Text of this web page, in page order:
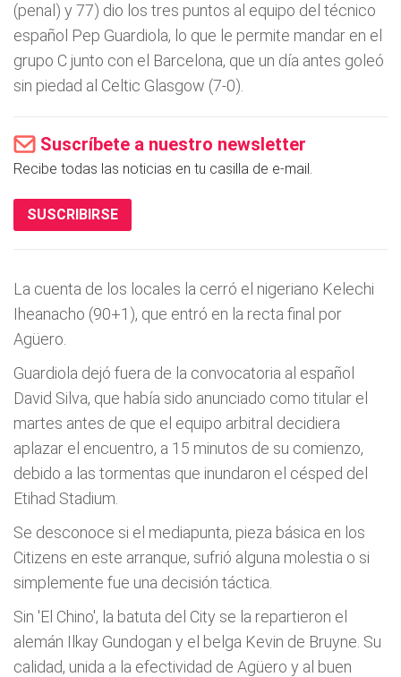
(penal) y 77) dio los tres puntos al equipo del técnico
español Pep Guardiola, lo que le permite mandar en el
grupo C junto con el Barcelona, que un día antes goleó
sin piedad al Celtic Glasgow (7-0).
Suscríbete a nuestro newsletter
Recibe todas las noticias en tu casilla de e-mail.
SUSCRIBIRSE
La cuenta de los locales la cerró el nigeriano Kelechi
Iheanacho (90+1), que entró en la recta final por
Agüero.
Guardiola dejó fuera de la convocatoria al español
David Silva, que había sido anunciado como titular el
martes antes de que el equipo arbitral decidiera
aplazar el encuentro, a 15 minutos de su comienzo,
debido a las tormentas que inundaron el césped del
Etihad Stadium.
Se desconoce si el mediapunta, pieza básica en los
Citizens en este arranque, sufrió alguna molestia o si
simplemente fue una decisión táctica.
Sin 'El Chino', la batuta del City se la repartieron el
alemán Ilkay Gundogan y el belga Kevin de Bruyne. Su
calidad, unida a la efectividad de Agüero y al buen